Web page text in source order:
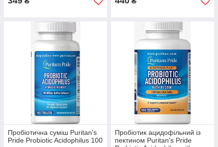
Пробіотична суміш Puritan's
Pride Probiotic Acidophilus 100
Пробіотик ацидофільний із
пектином Puritan's Pride